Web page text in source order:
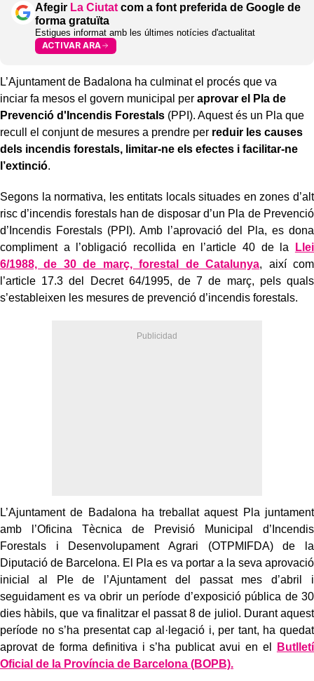
Afegir La Ciutat com a font preferida de Google de
forma gratuïta
Estigues informat amb les últimes notícies d'actualitat
ACTIVAR ARA
L’Ajuntament de Badalona ha culminat el procés que va
inciar fa mesos el govern municipal per aprovar el Pla de
Prevenció d'Incendis Forestals (PPI). Aquest és un Pla que
recull el conjunt de mesures a prendre per reduir les causes
dels incendis forestals, limitar-ne els efectes i facilitar-ne
l’extinció.
Segons la normativa, les entitats locals situades en zones d’alt
risc d’incendis forestals han de disposar d’un Pla de Prevenció
d’Incendis Forestals (PPI). Amb l’aprovació del Pla, es dona
compliment a l’obligació recollida en l’article 40 de la
Llei
6/1988, de 30 de març, forestal de Catalunya, així com
l’article 17.3 del Decret 64/1995, de 7 de març, pels quals
s’estableixen les mesures de prevenció d’incendis forestals.
L’Ajuntament de Badalona ha treballat aquest Pla juntament
amb l’Oficina Tècnica de Previsió Municipal d’Incendis
Forestals i Desenvolupament Agrari (OTPMIFDA) de la
Diputació de Barcelona. El Pla es va portar a la seva aprovació
inicial al Ple de l’Ajuntament del passat mes d’abril i
seguidament es va obrir un període d’exposició pública de 30
dies hàbils, que va finalitzar el passat 8 de juliol. Durant aquest
període no s’ha presentat cap al·legació i, per tant, ha quedat
aprovat de forma definitiva i s’ha publicat avui en el
Butlletí
Oficial de la Província de Barcelona (BOPB).